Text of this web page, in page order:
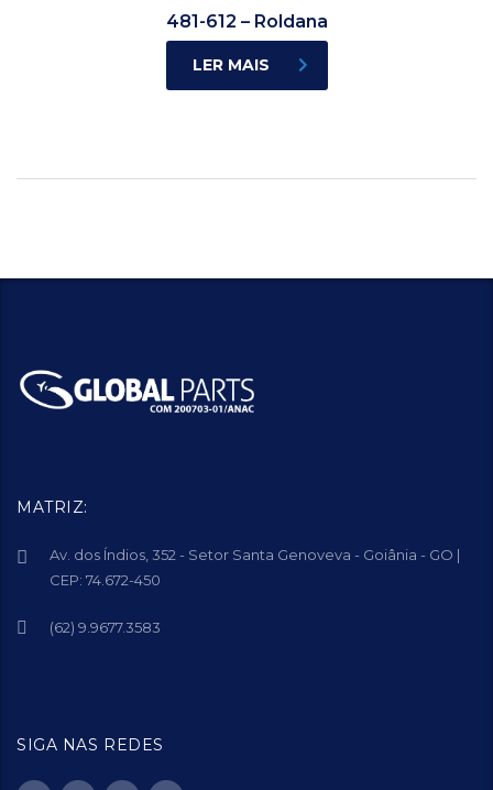
481-612 – Roldana
LER MAIS
MATRIZ:
Av. dos Índios, 352 - Setor Santa Genoveva - Goiânia - GO |
CEP: 74.672-450
(62) 9.9677.3583
SIGA NAS REDES